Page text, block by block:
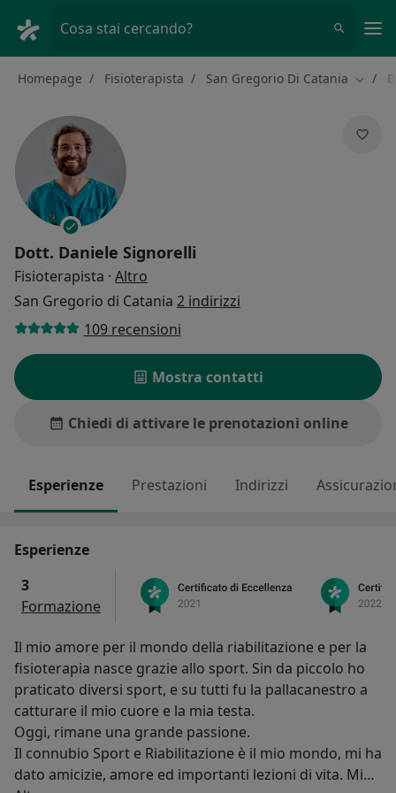
Cosa stai cercando?
Homepage Fisioterapista San Gregorio Di Catania
Dott. Daniele Signorelli
Fisioterapista · Altro
San Gregorio di Catania 2 indirizzi
109 recensioni
Mostra contatti
Chiedi di attivare le prenotazioni online
Esperienze Prestazioni Indirizzi
Esperienze
3
Formazione
Il mio amore per il mondo della riabilitazione e per la
fisioterapia nasce grazie allo sport. Sin da piccolo ho
praticato diversi sport, e su tutti fu la pallacanestro a
catturare il mio cuore e la mia testa.
Oggi, rimane una grande passione.
Il connubio Sport e Riabilitazione è il mio mondo, mi ha
dato amicizie, amore ed importanti lezioni di vita. Mi